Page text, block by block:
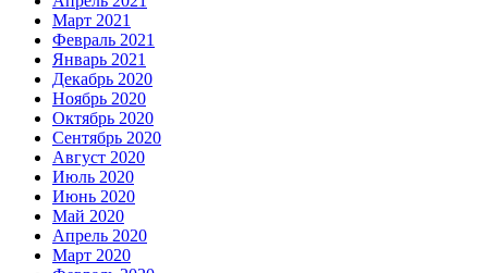
Март 2021
Февраль 2021
Январь 2021
Декабрь 2020
Ноябрь 2020
Октябрь 2020
Сентябрь 2020
Август 2020
Июль 2020
Июнь 2020
Май 2020
Апрель 2020
Март 2020